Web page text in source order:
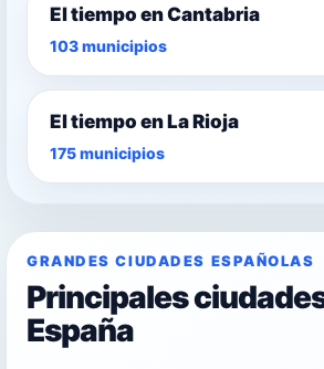
El tiempo en Cantabria
103 municipios
El tiempo en La Rioja
175 municipios
GRANDES CIUDADES ESPAÑOLAS
Principales
España